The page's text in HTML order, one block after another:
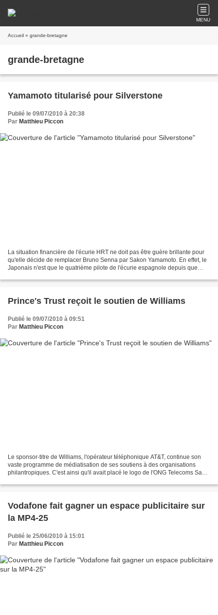
MENU
Accueil » grande-bretagne
grande-bretagne
Yamamoto titularisé pour Silverstone
Publié le 09/07/2010 à 20:38
Par Matthieu Piccon
La situation financière de l'écurie HRT ne doit pas être guère brillante pour
qu'elle décide de remplacer Bruno Senna par Sakon Yamamoto. En effet, le
Japonais n'est que le quatrième pilote de l'écurie espagnole depuis que
Prince's Trust reçoit le soutien de Williams
Publié le 09/07/2010 à 09:51
Par Matthieu Piccon
Le sponsor-titre de Williams, l'opérateur téléphonique AT&T, continue son
vaste programme de médiatisation de ses soutiens à des organisations
philantropiques. C'est ainsi qu'il avait placé le logo de l'ONG Telecoms Sans
Vodafone fait gagner un espace publicitaire sur
la MP4-25
Publié le 25/06/2010 à 15:01
Par Matthieu Piccon